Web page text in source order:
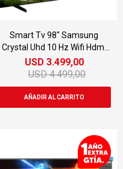
Smart Tv 98" Samsung
Crystal Uhd 10 Hz Wifi Hdmi
Tizen
USD 3.499,00
USD 4.499,00